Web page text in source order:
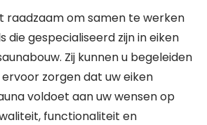
raadzaam om samen te werken
die gespecialiseerd zijn in eiken
Zij kunnen u begeleiden
zorgen dat uw eiken
voldoet aan uw wensen op
functionaliteit en